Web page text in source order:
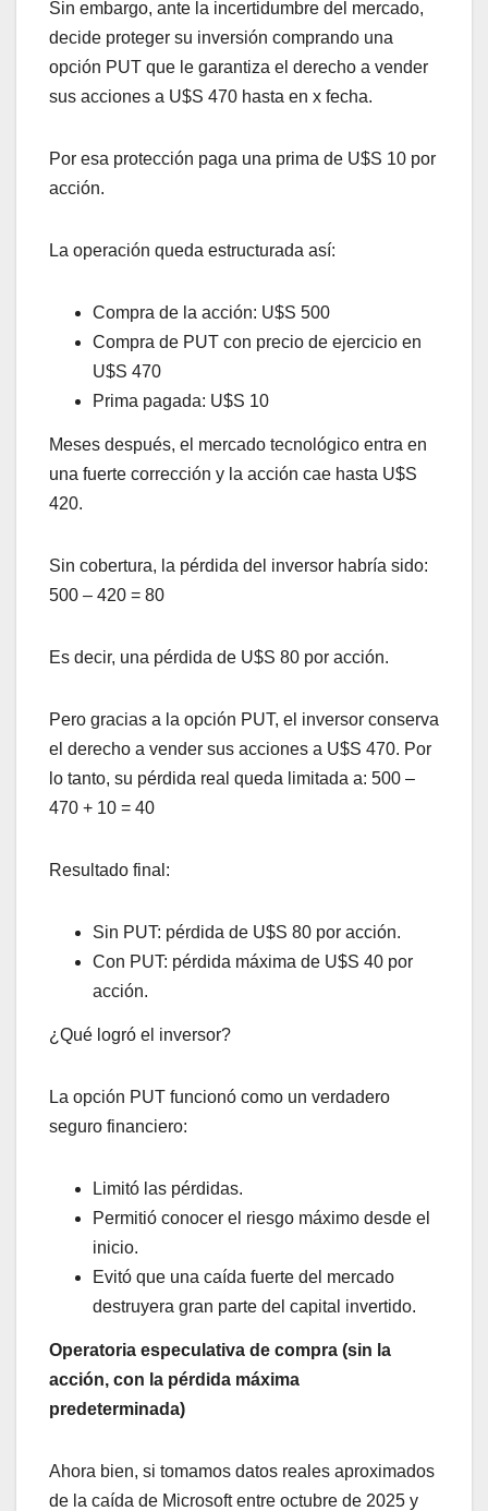
Sin embargo, ante la incertidumbre del mercado,
decide proteger su inversión comprando una
opción PUT que le garantiza el derecho a vender
sus acciones a U$S 470 hasta en x fecha.
Por esa protección paga una prima de U$S 10 por
acción.
La operación queda estructurada así:
Compra de la acción: U$S 500
Compra de PUT con precio de ejercicio en
U$S 470
Prima pagada: U$S 10
Meses después, el mercado tecnológico entra en
una fuerte corrección y la acción cae hasta U$S
420.
Sin cobertura, la pérdida del inversor habría sido:
500 – 420 = 80
Es decir, una pérdida de U$S 80 por acción.
Pero gracias a la opción PUT, el inversor conserva
el derecho a vender sus acciones a U$S 470. Por
lo tanto, su pérdida real queda limitada a: 500 –
470 + 10 = 40
Resultado final:
Sin PUT: pérdida de U$S 80 por acción.
Con PUT: pérdida máxima de U$S 40 por
acción.
¿Qué logró el inversor?
La opción PUT funcionó como un verdadero
seguro financiero:
Limitó las pérdidas.
Permitió conocer el riesgo máximo desde el
inicio.
Evitó que una caída fuerte del mercado
destruyera gran parte del capital invertido.
Operatoria especulativa de compra (sin la
acción, con la pérdida máxima
predeterminada)
Ahora bien, si tomamos datos reales aproximados
de la caída de Microsoft entre octubre de 2025 y